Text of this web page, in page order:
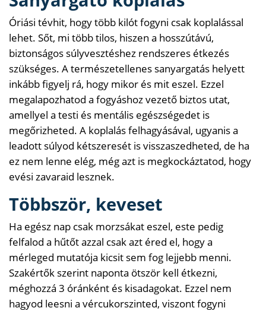
Óriási tévhit, hogy több kilót fogyni csak koplalással
lehet. Sőt, mi több tilos, hiszen a hosszútávú,
biztonságos súlyvesztéshez rendszeres étkezés
szükséges. A természetellenes sanyargatás helyett
inkább figyelj rá, hogy mikor és mit eszel. Ezzel
megalapozhatod a fogyáshoz vezető biztos utat,
amellyel a testi és mentális egészségedet is
megőrizheted. A koplalás felhagyásával, ugyanis a
leadott súlyod kétszeresét is visszaszedheted, de ha
ez nem lenne elég, még azt is megkockáztatod, hogy
evési zavaraid lesznek.
Többször, keveset
Ha egész nap csak morzsákat eszel, este pedig
felfalod a hűtőt azzal csak azt éred el, hogy a
mérleged mutatója kicsit sem fog lejjebb menni.
Szakértők szerint naponta ötször kell étkezni,
méghozzá 3 óránként és kisadagokat. Ezzel nem
hagyod leesni a vércukorszinted, viszont fogyni